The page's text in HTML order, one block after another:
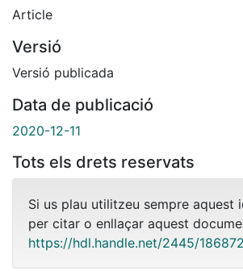
Article
Versió
Versió publicada
Data de publicació
2020-12-11
Tots els drets reservats
Si us plau utilitzeu sempre aquest
per citar o enllaçar aquest
https://hdl.handle.net/2445/186872